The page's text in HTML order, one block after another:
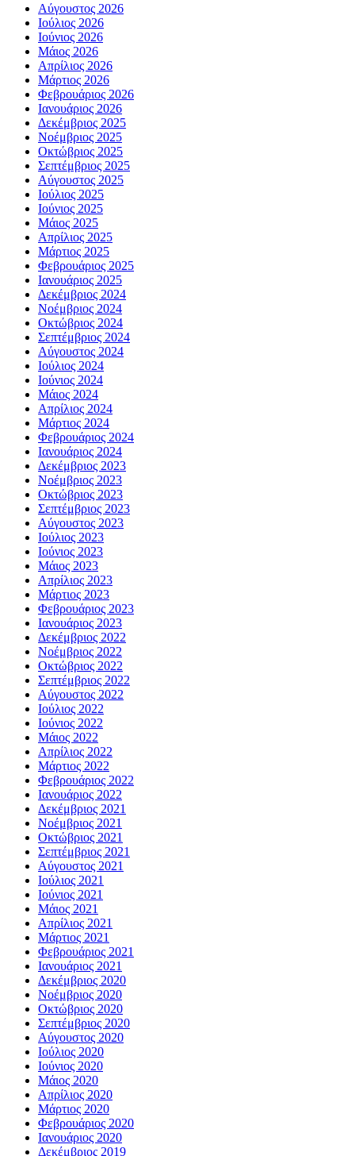
Αύγουστος 2026
Ιούλιος 2026
Ιούνιος 2026
Μάιος 2026
Απρίλιος 2026
Μάρτιος 2026
Φεβρουάριος 2026
Ιανουάριος 2026
Δεκέμβριος 2025
Νοέμβριος 2025
Οκτώβριος 2025
Σεπτέμβριος 2025
Αύγουστος 2025
Ιούλιος 2025
Ιούνιος 2025
Μάιος 2025
Απρίλιος 2025
Μάρτιος 2025
Φεβρουάριος 2025
Ιανουάριος 2025
Δεκέμβριος 2024
Νοέμβριος 2024
Οκτώβριος 2024
Σεπτέμβριος 2024
Αύγουστος 2024
Ιούλιος 2024
Ιούνιος 2024
Μάιος 2024
Απρίλιος 2024
Μάρτιος 2024
Φεβρουάριος 2024
Ιανουάριος 2024
Δεκέμβριος 2023
Νοέμβριος 2023
Οκτώβριος 2023
Σεπτέμβριος 2023
Αύγουστος 2023
Ιούλιος 2023
Ιούνιος 2023
Μάιος 2023
Απρίλιος 2023
Μάρτιος 2023
Φεβρουάριος 2023
Ιανουάριος 2023
Δεκέμβριος 2022
Νοέμβριος 2022
Οκτώβριος 2022
Σεπτέμβριος 2022
Αύγουστος 2022
Ιούλιος 2022
Ιούνιος 2022
Μάιος 2022
Απρίλιος 2022
Μάρτιος 2022
Φεβρουάριος 2022
Ιανουάριος 2022
Δεκέμβριος 2021
Νοέμβριος 2021
Οκτώβριος 2021
Σεπτέμβριος 2021
Αύγουστος 2021
Ιούλιος 2021
Ιούνιος 2021
Μάιος 2021
Απρίλιος 2021
Μάρτιος 2021
Φεβρουάριος 2021
Ιανουάριος 2021
Δεκέμβριος 2020
Νοέμβριος 2020
Οκτώβριος 2020
Σεπτέμβριος 2020
Αύγουστος 2020
Ιούλιος 2020
Ιούνιος 2020
Μάιος 2020
Απρίλιος 2020
Μάρτιος 2020
Φεβρουάριος 2020
Ιανουάριος 2020
Δεκέμβριος 2019